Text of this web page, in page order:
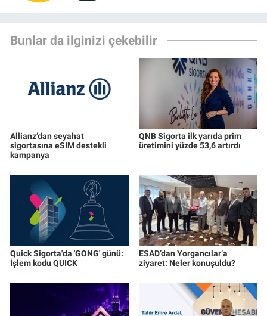
Bunlar da ilginizi çekebilir
Allianz’dan seyahat
sigortasına eSIM destekli
kampanya
QNB Sigorta ilk yarıda prim
üretimini yüzde 53,6 artırdı
Quick Sigorta'da 'GONG' günü:
İşlem kodu QUICK
ESAD’dan Yorgancılar’a
ziyaret: Neler konuşuldu?